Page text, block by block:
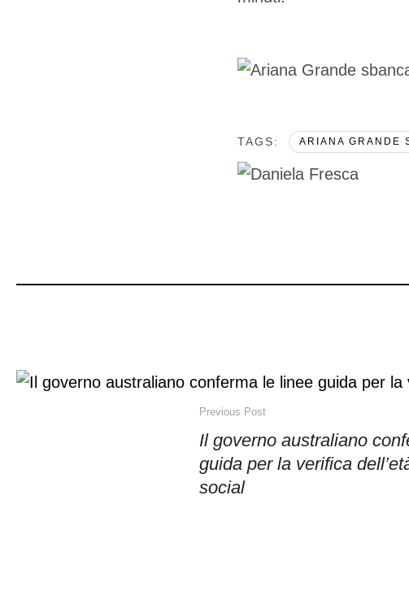
TAGS: ARIANA GRANDE
Previous Post
Il governo australiano
guida per la verifica
social